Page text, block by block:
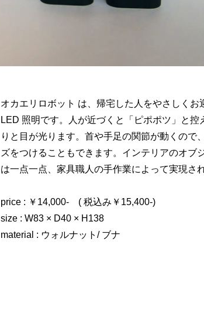
オカエリロボット は、帰宅した人をやさしく
LED 照明です。人が近づくと「ピポポツ」と控
りと目が光ります。首や手足の関節が動くので
ズをつけることもできます。インテリアのオブ
は一点一点、家具職人の手作業によって実現さ
price : ￥14,000- ( 税込み￥15,400-)
size : W83 × D40 × H138
material : ウォルナット/ ブナ